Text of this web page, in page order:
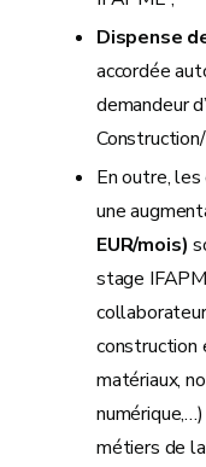
Dispense
accordée
demandeur
En outre,
une
EUR/mois)
stage
construction
matériaux,
métiers de